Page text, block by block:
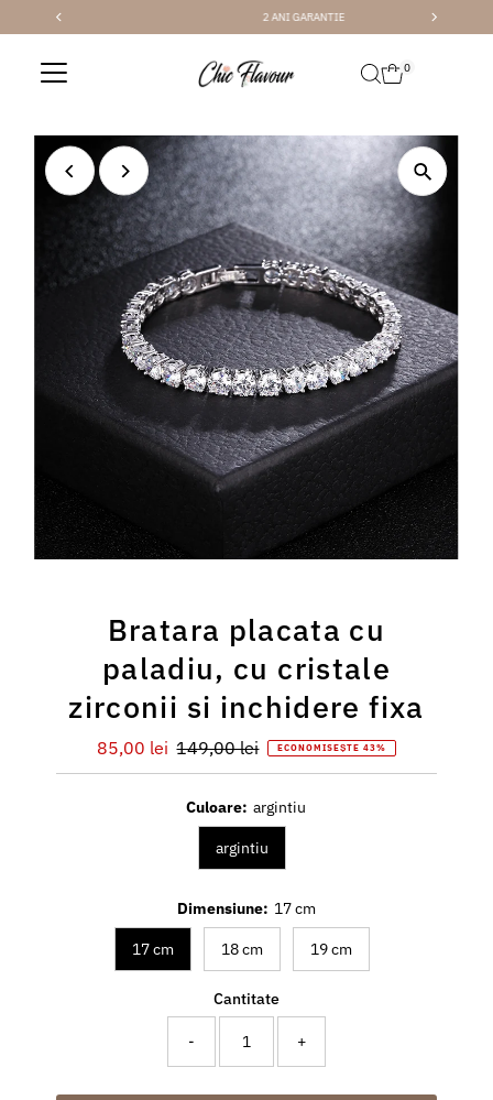
Sari la conținut 2 ANI GARANTIE
0
Bratara placata cu
paladiu, cu cristale
zirconii si inchidere fixa
Preț
redus
85,00 lei Preț
întreg
149,00 lei ECONOMISEȘTE 43%
Culoare: argintiu
argintiu
Dimensiune: 17 cm
17 cm 18 cm 19 cm
Cantitate
- +